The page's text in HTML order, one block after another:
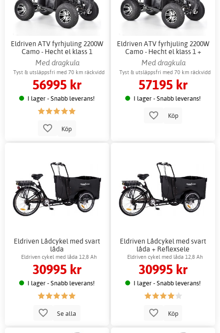
Eldriven ATV fyrhjuling 2200W
Camo - Hecht el klass 1
Med dragkula
Tyst & utsläppsfri med 70 km räckvidd
56995 kr
I lager - Snabb leverans!
Köp
Eldriven ATV fyrhjuling 2200W
Camo - Hecht el klass 1 +
Låskätting
Med dragkula
Tyst & utsläppsfri med 70 km räckvidd
57195 kr
I lager - Snabb leverans!
Köp
Eldriven Lådcykel med svart
låda
Eldriven cykel med låda 12,8 Ah
30995 kr
I lager - Snabb leverans!
Se alla
Eldriven Lådcykel med svart
låda + Reflexsele
Eldriven cykel med låda 12,8 Ah
30995 kr
I lager - Snabb leverans!
Köp